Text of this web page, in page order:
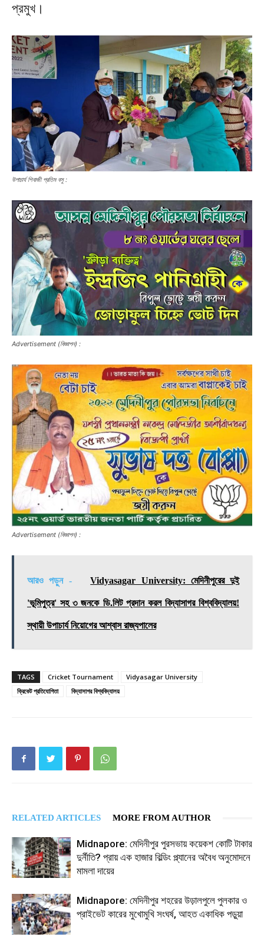
প্রমুখ।
উপাচার্য শিবাজী প্রতিম বসু :
Advertisement (বিজ্ঞাপন) :
Advertisement (বিজ্ঞাপন) :
আরও পড়ুন - Vidyasagar University: মেদিনীপুরের দুই
'ভূমিপুত্র' সহ ৩ জনকে ডি.লিট প্রদান করল বিদ্যাসাগর বিশ্ববিদ্যালয়!
স্থায়ী উপাচার্য নিয়োগের আশ্বাস রাজ্যপালের
TAGS Cricket Tournament
Vidyasagar University
ক্রিকেট প্রতিযোগিতা
বিদ্যাসাগর বিশ্ববিদ্যালয়
RELATED ARTICLES MORE FROM AUTHOR
Midnapore: মেদিনীপুর পুরসভায় কয়েকশ কোটি টাকার
দুর্নীতি? প্রায় এক হাজার বিল্ডিং প্ল্যানের অবৈধ অনুমোদনে
মামলা দায়ের
Midnapore: মেদিনীপুর শহরের উড়ালপুলে পুলকার ও
প্রাইভেট কারের মুখোমুখি সংঘর্ষ, আহত একাধিক পড়ুয়া